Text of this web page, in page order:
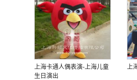
上海卡通人偶表演-上海儿童
生日演出
上